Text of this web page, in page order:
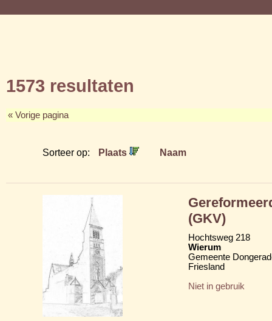
1573 resultaten
« Vorige pagina
Sorteer op: Plaats Naam
(GKV)
Hochtsweg 218
Wierum
Gemeente
Friesland
Niet in gebruik